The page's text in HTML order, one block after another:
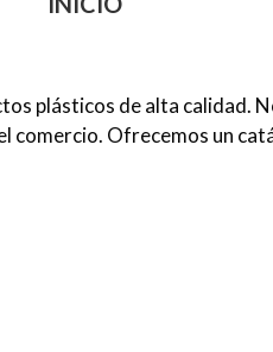
plásticos de alta calidad.
comercio. Ofrecemos un